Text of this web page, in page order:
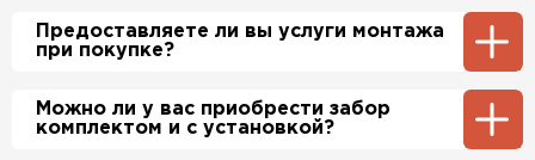
Да, у нас в штате есть инженер-замерщик,
который по Вашей просьбе приедет на
этом стоимость расчета нашим специалистом
будет бесплатно.
Предоставляете ли вы услуги монтажа
при покупке?
Да, если это необходимо заказчику, мы можем
полностью смонтировать Вашу кровлю и
Можно ли у вас приобрести забор
комплектом и с установкой?